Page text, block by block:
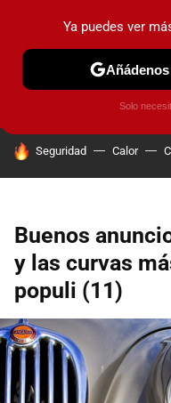
PRUEBAS COCHES
HOY SE HABLA DE
Seguridad Calor
Buenos
y las curvas
populi (11)
Ya puedes ver
Solo